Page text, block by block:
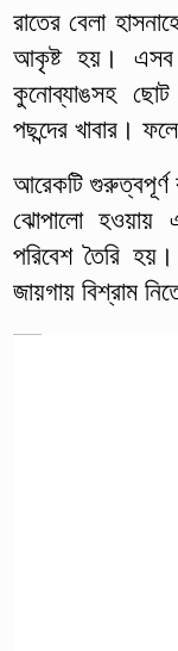
রাতের বেলা
আকৃষ্ট হয়। এসব
কুনোব্যাঙসহ
পছন্দের খাবার।
আরেকটি গুরুত্বপূর্ণ
ঝোপালো হওয়ায়
পরিবেশ তৈরি
জায়গায় বিশ্রাম